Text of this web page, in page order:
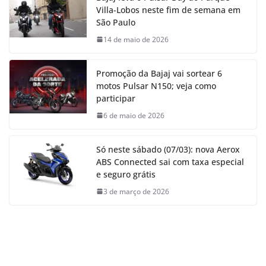
Villa-Lobos neste fim de semana em
São Paulo
14 de maio de 2026
Promoção da Bajaj vai sortear 6
motos Pulsar N150; veja como
participar
6 de maio de 2026
Só neste sábado (07/03): nova Aerox
ABS Connected sai com taxa especial
e seguro grátis
3 de março de 2026